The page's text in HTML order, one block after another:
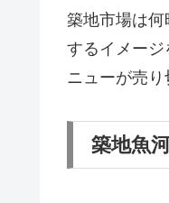
築地市場は
するイメー
ニューが売り
築地魚